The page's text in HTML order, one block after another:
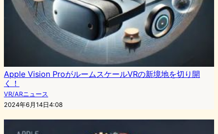
Apple Vision ProがルームスケールVRの新境地を切り開
く！
VR/ARニュース
2024年6月14日4:08